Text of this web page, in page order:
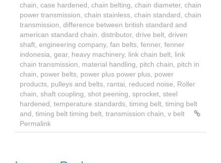
chain case hardened chain belting chain diameter, chain
power transmission chain stainless chain standard chain
transmission difference between british standard and
american standard chain distributor, drive belt driven
shaft engineering company, fan belts fenner, fenner
indonesia gear, heavy machinery, link chain belt link
chain transmission
material handling pitch chain
pitch in
chain
power belts power plus power plus power
products pulleys and belts rantai reduced noise
Roller
chain shaft coupling shot peening sprocket steel
hardened temperature standards timing belt timing belt
and timing belt timing belt transmission chain v belt
Permalink